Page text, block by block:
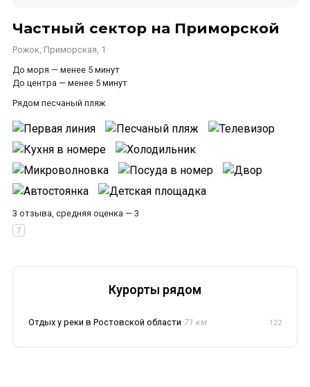
Частный сектор на Приморской
Рожок, Приморская, 1
До моря — менее 5 минут
До центра — менее 5 минут
Рядом песчаный пляж
3 отзыва, средняя оценка — 3
Курорты рядом
Отдых у реки в Ростовской области 71 км 122